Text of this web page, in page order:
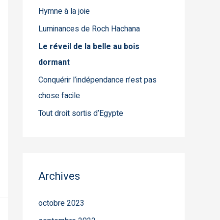
Hymne à la joie
Luminances de Roch Hachana
Le réveil de la belle au bois
dormant
Conquérir l’indépendance n’est pas
chose facile
Tout droit sortis d’Egypte
Archives
octobre 2023